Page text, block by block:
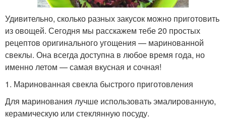
Удивительно, сколько разных закусок можно приготовить
из овощей. Сегодня мы расскажем тебе 20 простых
рецептов оригинального угощения — маринованной
свеклы. Она всегда доступна в любое время года, но
именно летом — самая вкусная и сочная!
1. Маринованная свекла быстрого приготовления
Для маринования лучше использовать эмалированную,
керамическую или стеклянную посуду.